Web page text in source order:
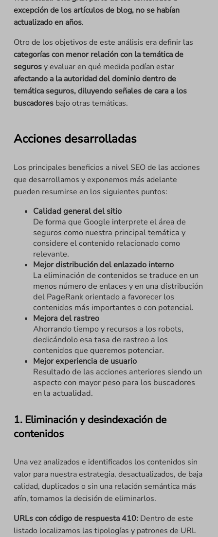
excepción de los artículos de blog, no se habían
actualizado en años.
Otro de los objetivos de este análisis era definir las
categorías con menor relación con la temática de
segurosy evaluar en qué medida podían estar
afectando a la autoridad del dominio dentro de
temática seguros, diluyendo señales de cara a los
buscadores bajo otras temáticas.
Acciones desarrolladas
Los principales beneficios a nivel SEO de las acciones
que desarrollamos y exponemos más adelante
pueden resumirse en los siguientes puntos:
Calidad general del sitio
De forma que Google interprete el área de
seguros como nuestra principal temática y
considere el contenido relacionado como
relevante.
Mejor distribución del enlazado interno
La eliminación de contenidos se traduce en un
menos número de enlaces y en una distribución
del PageRank orientado a favorecer los
contenidos más importantes o con potencial.
Mejora del rastreo
Ahorrando tiempo y recursos a los robots,
dedicándolo esa tasa de rastreo a los
contenidos que queremos potenciar.
Mejor experiencia de usuario
Resultado de las acciones anteriores siendo un
aspecto con mayor peso para los buscadores
en la actualidad.
1. Eliminación y desindexación de
contenidos
Una vez analizados e identificados los contenidos sin
valor para nuestra estrategia, desactualizados, de baja
calidad, duplicados o sin una relación semántica más
afín, tomamos la decisión de eliminarlos.
URLs con código de respuesta 410: Dentro de este
listado localizamos las tipologías y patrones de URL